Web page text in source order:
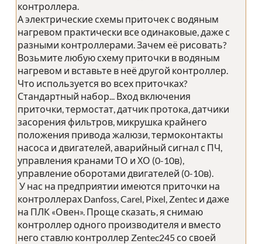
контроллера.
А электрические схемы приточек с водяным
нагревом практически все одинаковые, даже с
разными контроллерами. Зачем её рисовать?
Возьмите любую схему приточки в водяным
нагревом и вставьте в неё другой контроллер.
Что используется во всех приточках?
Стандартный набор... Вход включения
приточки, термостат, датчик протока, датчики
засорения фильтров, микрушка крайнего
положения привода жалюзи, термоконтакты
насоса и двигателей, аварийный сигнал с ПЧ,
управления кранами ТО и ХО (0-10в),
управление оборотами двигателей (0-10в).
У нас на предприятии имеются приточки на
контроллерах Danfoss, Carel, Pixel, Zentec и даже
на ПЛК «Овен». Проще сказать, я снимаю
контроллер одного производителя и вместо
него ставлю контроллер Zentec245 со своей